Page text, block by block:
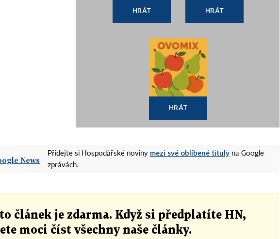
HRÁT HRÁT
HRÁT
Přidejte si Hospodářské noviny mezi své oblíbené tituly na Google
zprávách.
článek je zdarma. Když si předplatíte HN,
moci číst všechny naše články.